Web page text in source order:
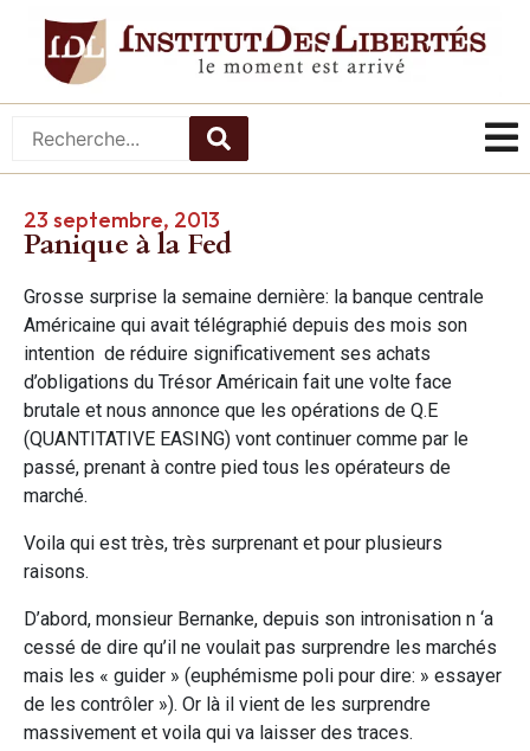
23 septembre, 2013
Panique à la Fed
Grosse surprise la semaine dernière: la banque centrale
Américaine qui avait télégraphié depuis des mois son
intention de réduire significativement ses achats
d’obligations du Trésor Américain fait une volte face
brutale et nous annonce que les opérations de Q.E
(QUANTITATIVE EASING) vont continuer comme par le
passé, prenant à contre pied tous les opérateurs de
marché.
Voila qui est très, très surprenant et pour plusieurs
raisons.
D’abord, monsieur Bernanke, depuis son intronisation n ‘a
cessé de dire qu’il ne voulait pas surprendre les marchés
mais les « guider » (euphémisme poli pour dire: » essayer
de les contrôler »). Or là il vient de les surprendre
massivement et voila qui va laisser des traces.